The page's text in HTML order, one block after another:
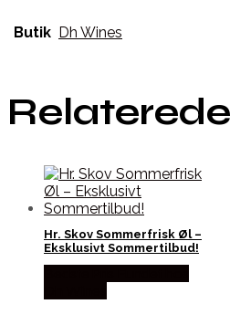
Butik Dh Wines
Hr. Skov Sommerfrisk Øl –
Eksklusivt Sommertilbud!